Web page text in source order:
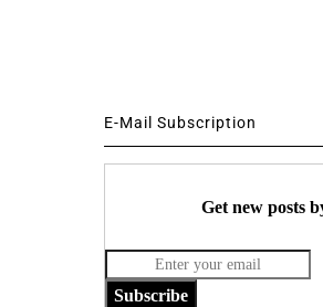
E-Mail Subscription
Get new posts
Subscribe